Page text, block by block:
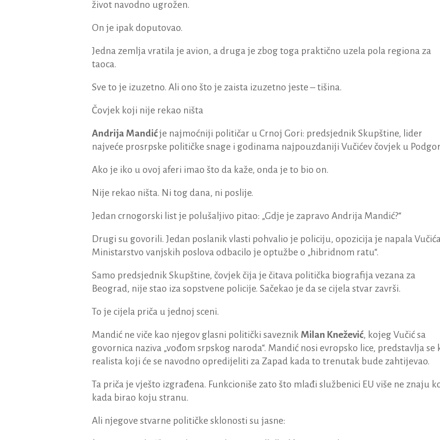
život navodno ugrožen.
On je ipak doputovao.
Jedna zemlja vratila je avion, a druga je zbog toga praktično uzela pola regiona za
taoca.
Sve to je izuzetno. Ali ono što je zaista izuzetno jeste – tišina.
Čovjek koji nije rekao ništa
Andrija Mandićje najmoćniji političar u Crnoj Gori: predsjednik Skupštine, lider
najveće prosrpske političke snage i godinama najpouzdaniji Vučićev čovjek u
Ako je iko u ovoj aferi imao što da kaže, onda je to bio on.
Nije rekao ništa. Ni tog dana, ni poslije.
Jedan crnogorski list je polušaljivo pitao: „Gdje je zapravo Andrija Mandić?“
Drugi su govorili. Jedan poslanik vlasti pohvalio je policiju, opozicija je napala
Ministarstvo vanjskih poslova odbacilo je optužbe o „hibridnom ratu“.
Samo predsjednik Skupštine, čovjek čija je čitava politička biografija vezana za
Beograd, nije stao iza sopstvene policije. Sačekao je da se cijela stvar završi.
To je cijela priča u jednoj sceni.
Mandić ne viče kao njegov glasni politički saveznik Milan Knežević, kojeg Vučić sa
govornica naziva „vođom srpskog naroda“. Mandić nosi evropsko lice, predstavlja se
realista koji će se navodno opredijeliti za Zapad kada to trenutak bude zahtijevao.
Ta priča je vješto izgrađena. Funkcioniše zato što mlađi službenici EU više ne znaju
kada birao koju stranu.
Ali njegove stvarne političke sklonosti su jasne: